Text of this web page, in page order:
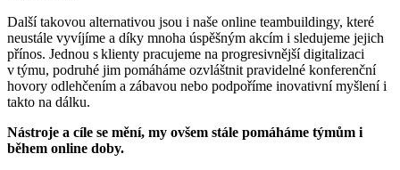
Další takovou alternativou jsou i naše online teambuildingy, které
neustále vyvíjíme a díky mnoha úspěšným akcím i sledujeme jejich
přínos. Jednou s klienty pracujeme na progresivnější digitalizaci
v týmu, podruhé jim pomáháme ozvláštnit pravidelné konferenční
hovory odlehčením a zábavou nebo podpoříme inovativní myšlení i
takto na dálku.
Nástroje a cíle se mění, my ovšem stále pomáháme týmům i
během online doby.